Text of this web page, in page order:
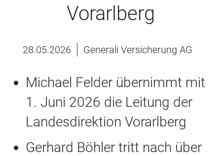
Vorarlberg
28.05.2026 Generali Versicherung AG
Michael Felder übernimmt mit
1. Juni 2026 die Leitung der
Landesdirektion Vorarlberg
Gerhard Böhler tritt nach über